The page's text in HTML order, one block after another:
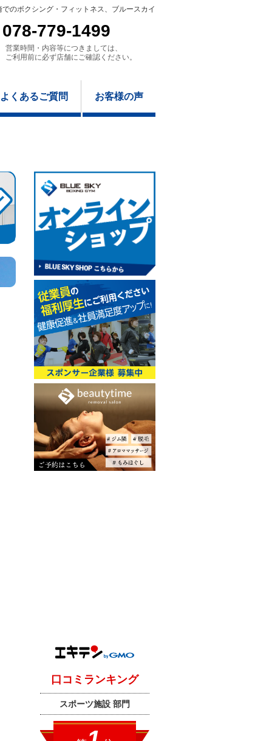
のボクシング・フィットネス、ブルースカイ
078-779-1499
営業時間・内容等につきましては、
ご利用前に必ず店舗にご確認ください。
よくあるご質問 お客様の声